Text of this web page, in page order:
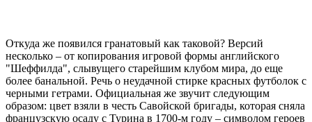
Откуда же появился гранатовый как таковой? Версий
несколько – от копирования игровой формы английского
"Шеффилда", слывущего старейшим клубом мира, до еще
более банальной. Речь о неудачной стирке красных футболок с
черными гетрами. Официальная же звучит следующим
образом: цвет взяли в честь Савойской бригады, которая сняла
французскую осаду с Турина в 1700-м году – символом героев